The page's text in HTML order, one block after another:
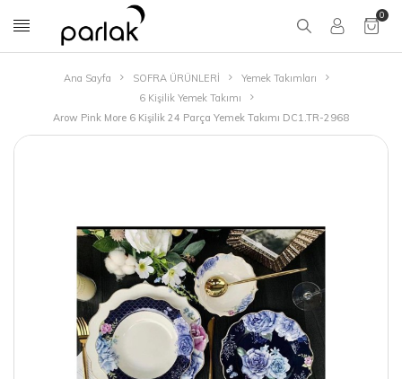
0
Ana Sayfa SOFRA ÜRÜNLERİ
Yemek Takımları
6 Kişilik Yemek Takımı
Arow Pink More 6 Kişilik 24 Parça Yemek Takımı DC1.TR-2968